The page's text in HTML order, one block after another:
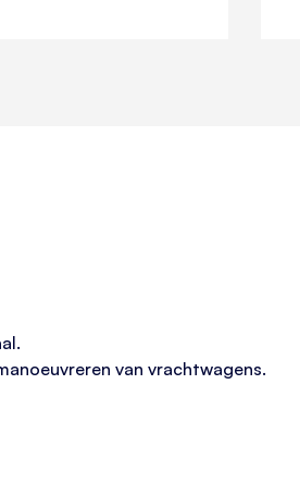
van vrachtwagens.